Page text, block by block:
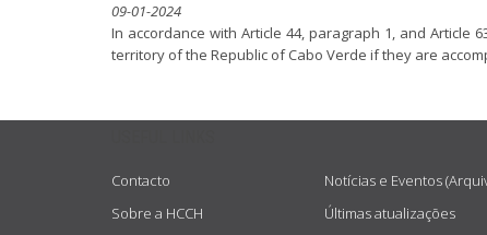
09-01-2024
In accordance with Article 44, paragraph 1, and
territory of the Republic of Cabo Verde if they are
Contacto
Sobre a HCCH
Notícias e Eventos
Últimas atualizações